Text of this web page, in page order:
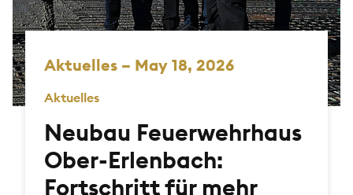
Aktuelles – May 18, 2026
Aktuelles
Neubau Feuerwehrhaus
Ober-Erlenbach:
Fortschritt für mehr